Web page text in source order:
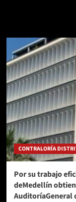
CONTRALORÍA
Por su trabajo
deMedellín
AuditoríaGeneral